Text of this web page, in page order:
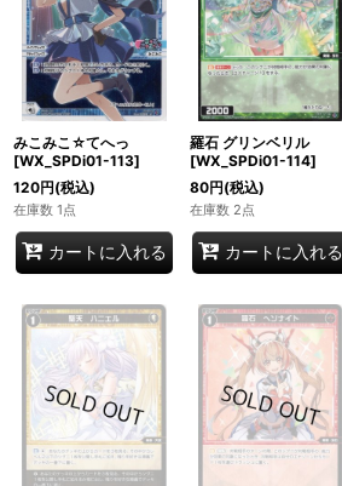
みこみこ☆てへっ
[WX_SPDi01-113]
120円(税込)
在庫数 1点
カートに入れる
羅石 グリンベリル
[WX_SPDi01-114]
80円(税込)
在庫数 2点
カートに入れる